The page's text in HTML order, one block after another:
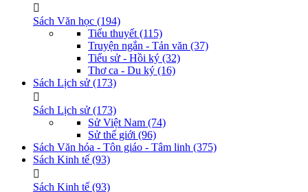
Sách Văn học (194)
Tiểu thuyết (115)
Truyện ngắn - Tản văn (37)
Tiểu sử - Hồi ký (32)
Thơ ca - Du ký (16)
Sách Lịch sử (173)
Sách Lịch sử (173)
Sử Việt Nam (74)
Sử thế giới (96)
Sách Văn hóa - Tôn giáo - Tâm linh (375)
Sách Kinh tế (93)
Sách Kinh tế (93)